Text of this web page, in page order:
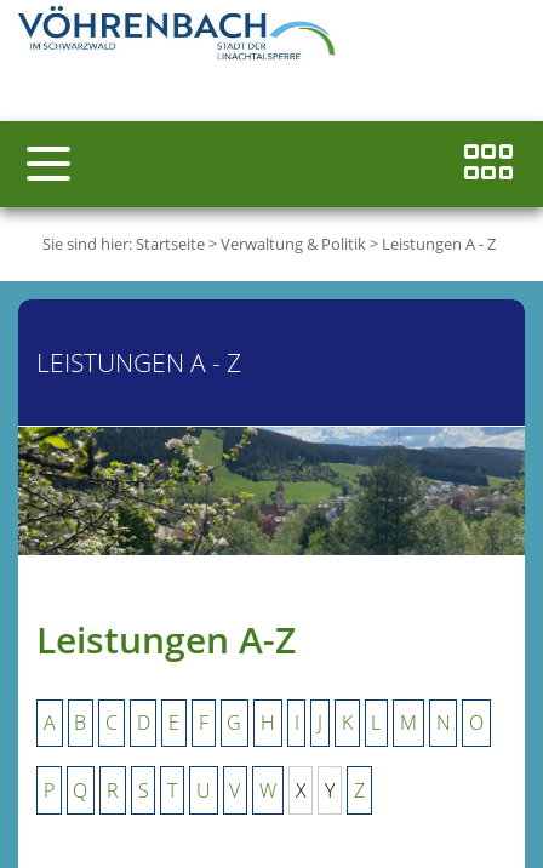
Sie sind hier:Startseite>Verwaltung & Politik> Leistungen A - Z
LEISTUNGEN A - Z
Leistungen A-Z
A B C D E F G H I J K L M N O
P Q R S T U V W X Y Z